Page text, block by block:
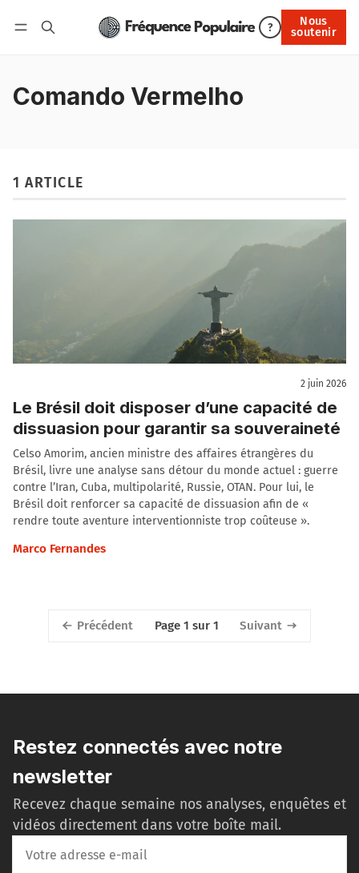
?
Nous
soutenir
Nous soutenir
Comando Vermelho
1 ARTICLE
2 juin 2026
Le Brésil doit disposer d’une capacité de
dissuasion pour garantir sa souveraineté
Celso Amorim, ancien ministre des affaires étrangères du
Brésil, livre une analyse sans détour du monde actuel : guerre
contre l’Iran, Cuba, multipolarité, Russie, OTAN. Pour lui, le
Brésil doit renforcer sa capacité de dissuasion afin de «
rendre toute aventure interventionniste trop coûteuse ».
Marco Fernandes
Précédent Page 1 sur 1 Suivant
Restez connectés avec notre
newsletter
Recevez chaque semaine nos analyses, enquêtes et
vidéos directement dans votre boîte mail.